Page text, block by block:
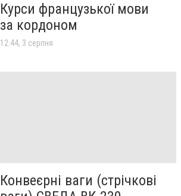
Курси французької мови
за кордоном
12:44, 3 серпня
Конвеєрні ваги (стрічкові